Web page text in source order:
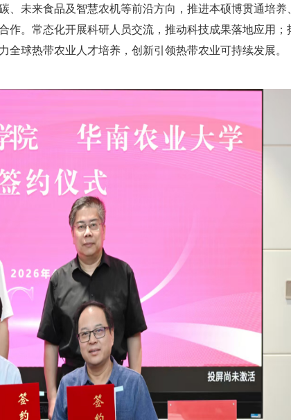
、未来食品及智慧农机等前沿方向，推进本硕博贯通培养
。常态化开展科研人员交流，推动科技成果落地应用；
球热带农业人才培养，创新引领热带农业可持续发展。